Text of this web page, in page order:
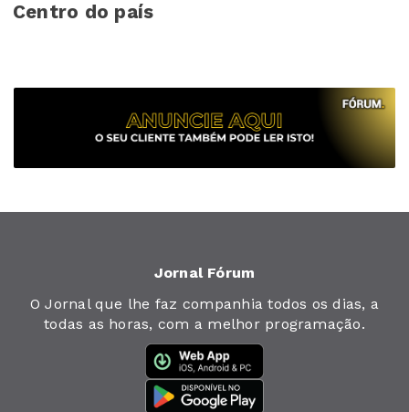
Centro do país
Jornal Fórum
O Jornal que lhe faz companhia todos os dias, a
todas as horas, com a melhor programação.